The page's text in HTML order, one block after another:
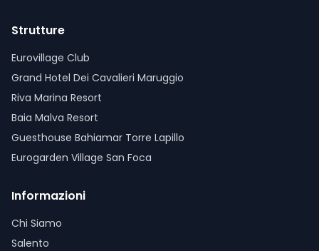
Strutture
Eurovillage Club
Grand Hotel Dei Cavalieri Maruggio
Riva Marina Resort
Baia Malva Resort
Guesthouse Bahiamar Torre Lapillo
Eurogarden Village San Foca
Informazioni
Chi Siamo
Salento